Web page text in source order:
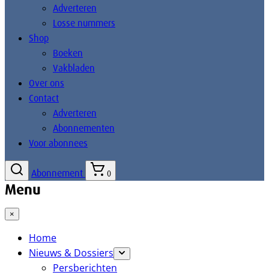
Adverteren
Losse nummers
Shop
Boeken
Vakbladen
Over ons
Contact
Adverteren
Abonnementen
Voor abonnees
Abonnement 0
Menu
×
Home
Nieuws & Dossiers
Persberichten